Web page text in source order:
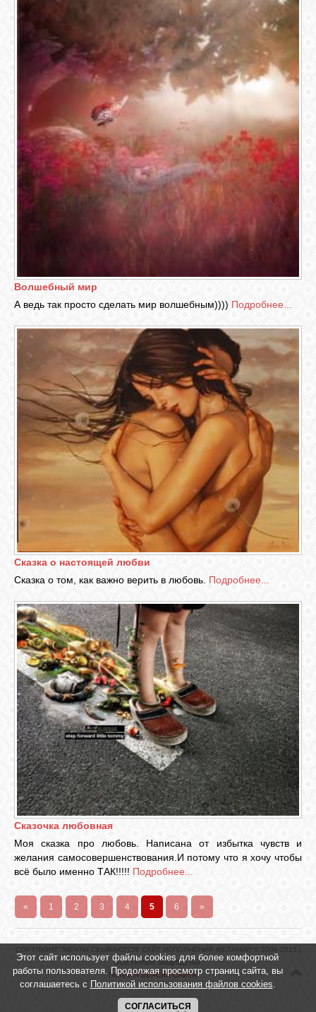
Волшебный мир
А ведь так просто сделать мир волшебным)))) Подробнее...
Сказка о настоящей любви
Сказка о том, как важно верить в любовь. Подробнее...
Сказочка любовная
Моя сказка про любовь. Написана от избытка чувств и
желания самосовершенствования.И потому что я хочу чтобы
всё было именно ТАК!!!!! Подробнее...
« 1 2 3 4 5 6 »
COPYRIGHT "МЕЧТЫ СБЫВАЮТСЯ! САЙТ ИСПОЛНЕНИЯ ЖЕЛАНИЙ"© 2008-2015 |
ВСЕ ПРАВА ЗАЩИЩЕНЫ.
ПОЛНАЯ ВЕРСИЯ САЙТА
Этот сайт использует файлы cookies для более комфортной
работы пользователя. Продолжая просмотр страниц сайта, вы
соглашаетесь с Политикой использования файлов cookies.
СОГЛАСИТЬСЯ